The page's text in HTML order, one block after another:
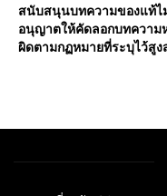
สนับสนุนบทความของแท้
อนุญาตให้คัดลอกบทความ
ผิดตามกฏหมายที่ระบุไว้สูง